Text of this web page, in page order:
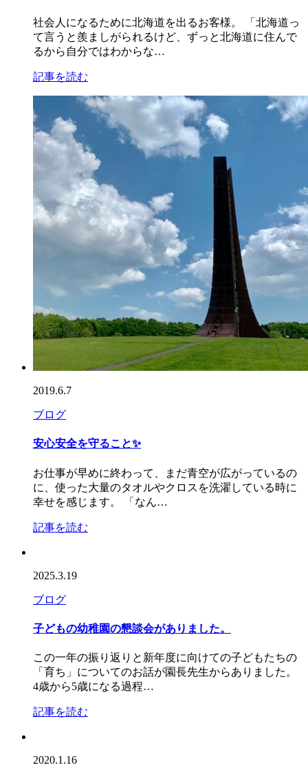
社会人になるために北海道を出るお客様。 「北海道っ
て言うと羨ましがられるけど、ずっと北海道に住んで
るから自分ではわからな…
記事を読む
2019.6.7
ブログ
安心安全を守ること✨
お仕事が早めに終わって、まだ青空が広がっているの
に、使った大量のタオルやクロスを洗濯している時に
幸せを感じます。 「なん…
記事を読む
2025.3.19
ブログ
子どもの幼稚園の懇談会がありました。
この一年の振り返りと新年度に向けての子どもたちの
「育ち」についてのお話が園長先生からありました。
4歳から5歳になる過程…
記事を読む
2020.1.16